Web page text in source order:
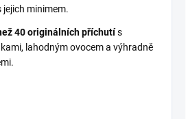
jejich minimem.
40 originálních příchutís
lahodným ovocem a výhradně